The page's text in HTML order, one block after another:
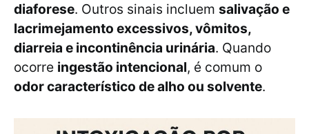
diaforese. Outros sinais incluem salivação e
lacrimejamento excessivos, vômitos,
diarreia e incontinência urinária. Quando
ocorre ingestão intencional, é comum o
odor característico de alho ou solvente.